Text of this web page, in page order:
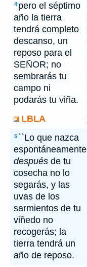
4 pero el séptimo
año la tierra
tendrá completo
descanso, un
reposo para el
SEÑOR; no
sembrarás tu
campo ni
podarás tu viña.
LBLA
5 ``Lo que nazca
espontáneamente
después de tu
cosecha no lo
segarás, y las
uvas de los
sarmientos de tu
viñedo no
recogerás; la
tierra tendrá un
año de reposo.